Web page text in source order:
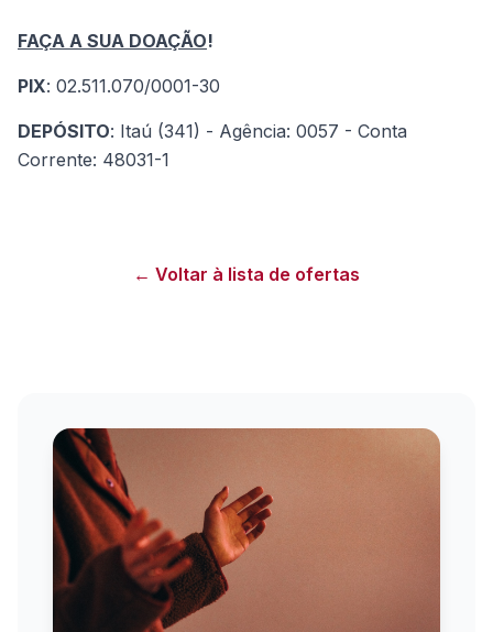
FAÇA A SUA DOAÇÃO!
PIX: 02.511.070/0001-30
DEPÓSITO: Itaú (341) - Agência: 0057 - Conta
Corrente: 48031-1
← Voltar à lista de ofertas